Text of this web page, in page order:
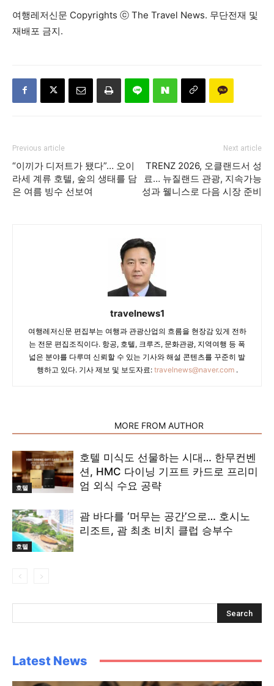
여행레저신문 Copyrights ⓒ The Travel News. 무단전재 및
재배포 금지.
Previous article
“이끼가 디저트가 됐다”… 오이
라세 계류 호텔, 숲의 생태를 담
은 여름 빙수 선보여
Next article
TRENZ 2026, 오클랜드서 성
료… 뉴질랜드 관광, 지속가능
성과 웰니스로 다음 시장 준비
travelnews1
여행레저신문 편집부는 여행과 관광산업의 흐름을 현장감 있게 전하
는 전문 편집조직이다. 항공, 호텔, 크루즈, 문화관광, 지역여행 등 폭
넓은 분야를 다루며 신뢰할 수 있는 기사와 해설 콘텐츠를 꾸준히 발
행하고 있다. 기사 제보 및 보도자료: travelnews@naver.com.
MORE FROM AUTHOR
호텔
호텔 미식도 선물하는 시대… 한무컨벤
션, HMC 다이닝 기프트 카드로 프리미
엄 외식 수요 공략
호텔
괌 바다를 ‘머무는 공간’으로… 호시노
리조트, 괌 최초 비치 클럽 승부수
Latest News